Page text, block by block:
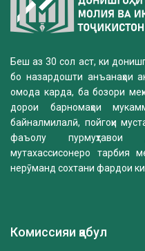
Беш аз 30 сол аст, ки
бо назардошти анъанаҳои
омода карда, ба бозори
дорои барномаҳои
байналмилалӣ, пойгоҳи
фаъолу
мутахассисонеро тарбия
нерӯманд сохтани фардои
Комиссияи қабул